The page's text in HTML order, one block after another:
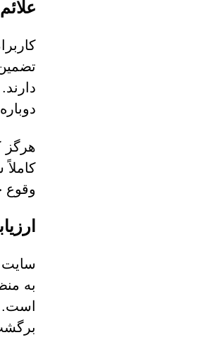
هرگز
وقوع
به
است.